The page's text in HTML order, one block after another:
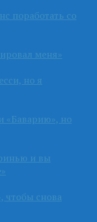
поработать со
меня»
но я
«Баварию», но
и вы
чтобы снова